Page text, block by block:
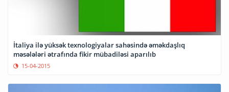
İtaliya ilə yüksək texnologiyalar sahəsində əməkdaşlıq
məsələləri ətrafında fikir mübadiləsi aparılıb
15-04-2015